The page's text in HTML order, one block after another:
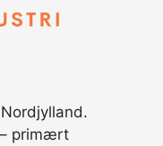
primært